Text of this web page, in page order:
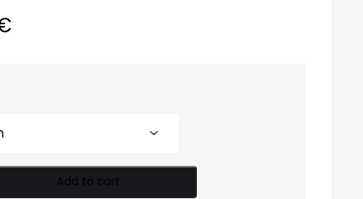
Add to cart